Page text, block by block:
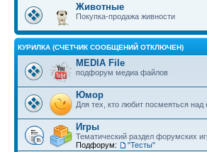
Животные
Покупка-продажа живности
КУРИЛКА (СЧЕТЧИК СООБЩЕНИЙ ОТКЛЮЧЕН)
MEDIA File
подфорум медиа файлов
Юмор
Для тех, кто любит посмеяться над
Игры
Тематический раздел форумских
Подфорум:
"Тесты"